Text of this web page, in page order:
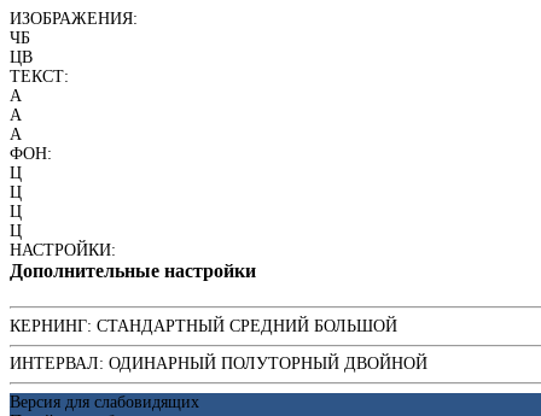
ИЗОБРАЖЕНИЯ:
ЧБ
ЦВ
ТЕКСТ:
A
A
A
ФОН:
Ц
Ц
Ц
Ц
НАСТРОЙКИ:
Дополнительные настройки
КЕРНИНГ: СТАНДАРТНЫЙ СРЕДНИЙ БОЛЬШОЙ
ИНТЕРВАЛ: ОДИНАРНЫЙ ПОЛУТОРНЫЙ ДВОЙНОЙ
Версия для слабовидящих